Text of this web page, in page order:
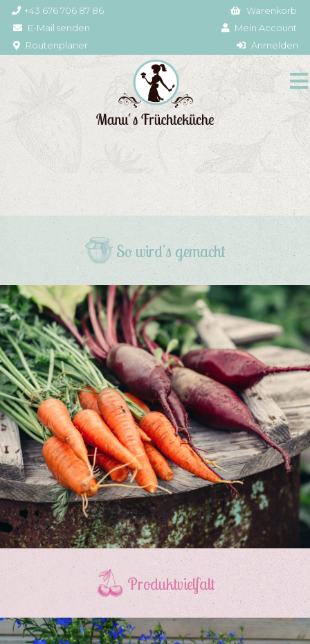
+43 676 706 87 86
E-Mail senden
Routenplaner
Warenkorb
Mein Account
Anmelden
So wird's gemacht
Produktvielfalt